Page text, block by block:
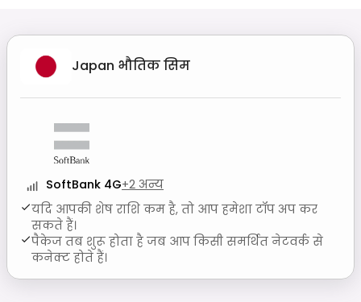
Japan भौतिक सिम
SoftBank 4G+2 अन्य
यदि आपकी शेष राशि कम है, तो आप हमेशा टॉप अप कर
सकते हैं।
पैकेज तब शुरू होता है जब आप किसी समर्थित नेटवर्क से
कनेक्ट होते हैं।